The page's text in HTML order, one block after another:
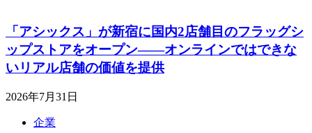
「アシックス」が新宿に国内2店舗目のフラッグシ
ップストアをオープン――オンラインではできな
いリアル店舗の価値を提供
2026年7月31日
企業